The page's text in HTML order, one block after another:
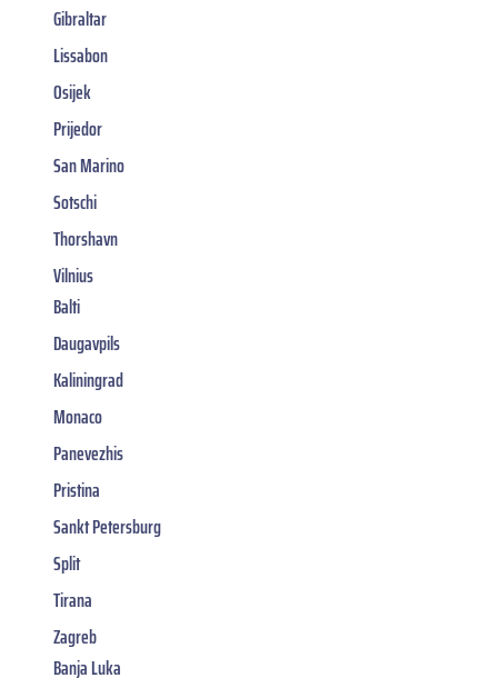
Gibraltar
Lissabon
Osijek
Prijedor
San Marino
Sotschi
Thorshavn
Vilnius
Balti
Daugavpils
Kaliningrad
Monaco
Panevezhis
Pristina
Sankt Petersburg
Split
Tirana
Zagreb
Banja Luka